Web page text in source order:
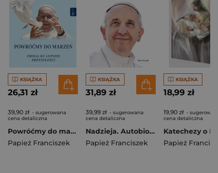
KSIĄŻKA
26,31 zł
39,90 zł - sugerowana
cena detaliczna
Powróćmy do marzeń
Papież Franciszek
KSIĄŻKA
31,89 zł
39,99 zł - sugerowana
cena detaliczna
Nadzieja. Autobiografia
Papież Franciszek
KSIĄŻKA
18,99 zł
19,90 zł -
cena detaliczna
Papież